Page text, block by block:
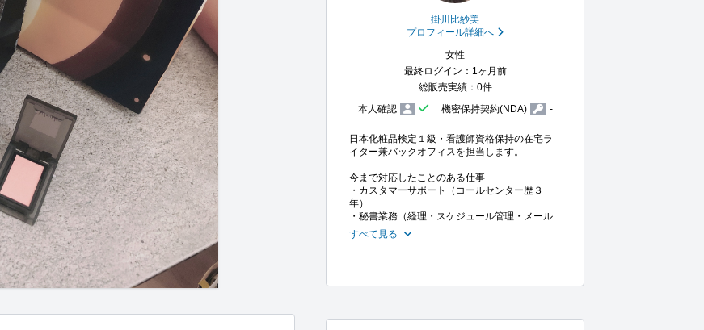
掛川比紗美
プロフィール詳細へ
女性
最終ログイン：1ヶ月前
総販売実績：0件
本人確認
機密保持契約(NDA) -
日本化粧品検定１級・看護師資格保持の在宅ラ
イター兼バックオフィスを担当します。
今まで対応したことのある仕事
・カスタマーサポート（コールセンター歴３
年）
・秘書業務（経理・スケジュール管理・メール
すべて見る